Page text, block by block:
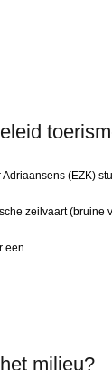
(EZK)
zeilvaart
een
milieu?